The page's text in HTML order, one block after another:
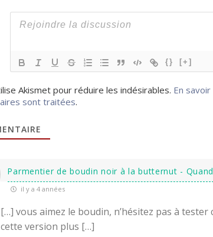
{} [+]
Akismet pour réduire les indésirables. En
sont traitées.
Parmentier de boudin noir à la butternut -
il y a 4 années
[…] vous aimez le boudin, n’hésitez pas à
cette version plus […]